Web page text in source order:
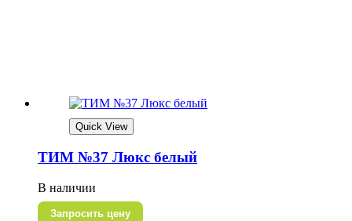
Quick View
ТИМ №37 Люкс белый
В наличии
Запросить цену